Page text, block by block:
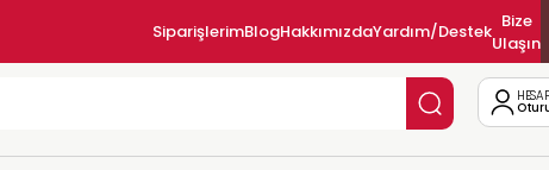
SiparişlerimBlogHakkımızdaYardım/Destek Bize
Ulaşın